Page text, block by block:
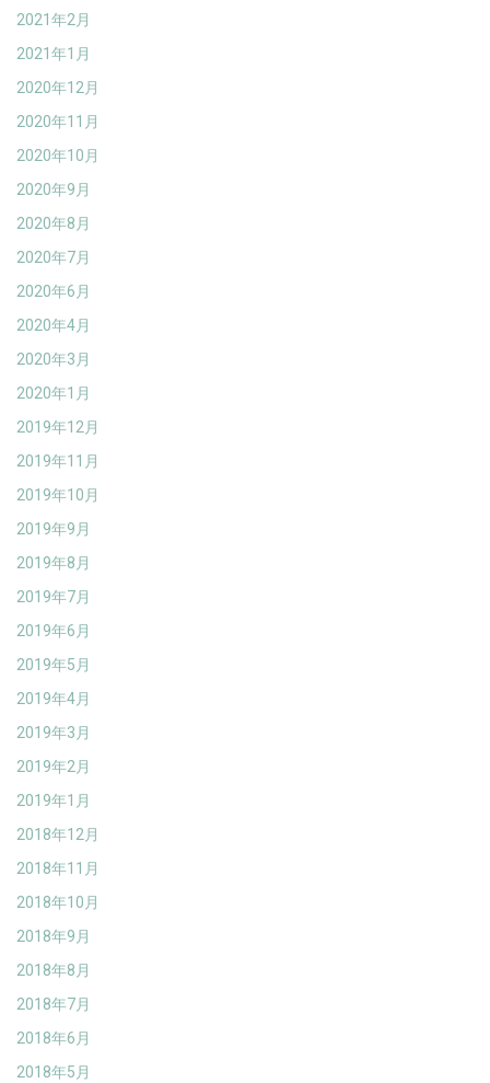
2021年2月
2021年1月
2020年12月
2020年11月
2020年10月
2020年9月
2020年8月
2020年7月
2020年6月
2020年4月
2020年3月
2020年1月
2019年12月
2019年11月
2019年10月
2019年9月
2019年8月
2019年7月
2019年6月
2019年5月
2019年4月
2019年3月
2019年2月
2019年1月
2018年12月
2018年11月
2018年10月
2018年9月
2018年8月
2018年7月
2018年6月
2018年5月